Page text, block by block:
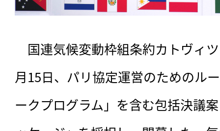
国連気候変動枠組条約カトヴィ
月15日、パリ協定運営のためのル
ークプログラム」を含む包括決議